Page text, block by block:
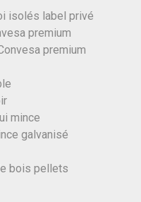
isolés label privé
premium
premium
mince
galvanisé
bois pellets